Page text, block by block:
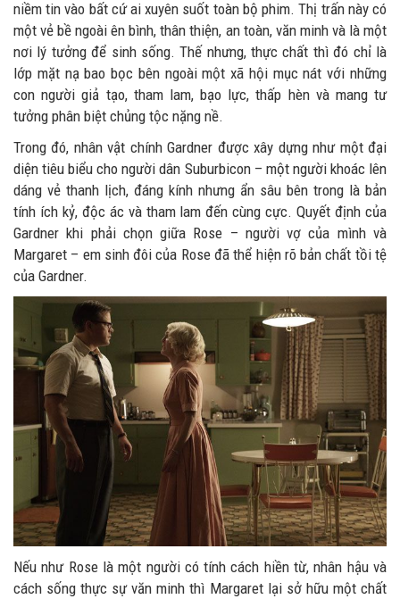
niềm tin vào bất cứ ai xuyên suốt toàn bộ phim. Thị trấn này có
một vẻ bề ngoài ên bình, thân thiện, an toàn, văn minh và là một
nơi lý tưởng để sinh sống. Thế nhưng, thực chất thì đó chỉ là
lớp mặt nạ bao bọc bên ngoài một xã hội mục nát với những
con người giả tạo, tham lam, bạo lực, thấp hèn và mang tư
tưởng phân biệt chủng tộc nặng nề.
Trong đó, nhân vật chính Gardner được xây dựng như một đại
diện tiêu biểu cho người dân Suburbicon – một người khoác lên
dáng vẻ thanh lịch, đáng kính nhưng ẩn sâu bên trong là bản
tính ích kỷ, độc ác và tham lam đến cùng cực. Quyết định của
Gardner khi phải chọn giữa Rose – người vợ của mình và
Margaret – em sinh đôi của Rose đã thể hiện rõ bản chất tồi tệ
của Gardner.
Nếu như Rose là một người có tính cách hiền từ, nhân hậu và
cách sống thực sự văn minh thì Margaret lại sở hữu một chất